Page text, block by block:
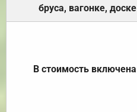
бруса, вагонке, доске
В стоимость включена